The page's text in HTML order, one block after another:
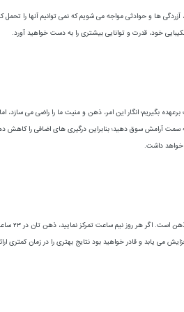
ها و حوادثی مواجه می شویم که نمی توانیم آنها را تحمل
خود، قدرت و توانایی بیشتری را به دست خواهید آورد.
بگیریم؛ انگار این امر، ذهن و منیت ما را راضی می
آرامش سوق دهید؛ بنابراین درگیری های اضافی را کاهش
داشت.
تمرین
می یابد و قادر خواهید بود نتایج بهتری را در زمان کمتری